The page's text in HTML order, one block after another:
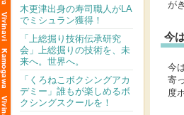
木更津出身の寿司職人がLA
でミシュラン獲得！
「上総掘り技術伝承研究
会」上総掘りの技術を、未
来へ。世界へ。
「くろねこボクシングアカ
デミー」誰もが楽しめるボ
クシングスクールを！
が
今
今
寄
度